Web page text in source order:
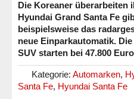
Die Koreaner überarbeiten
Hyundai Grand Santa Fe
beispielsweise das
neue Einparkautomatik.
SUV starten bei 47.800
Kategorie: Automarken,
Santa Fe, Hyundai Santa Fe